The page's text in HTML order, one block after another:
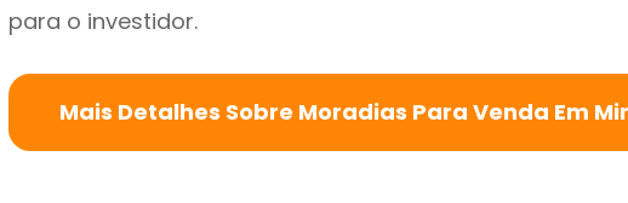
para o investidor.
Mais Detalhes Sobre Moradias Para Venda Em